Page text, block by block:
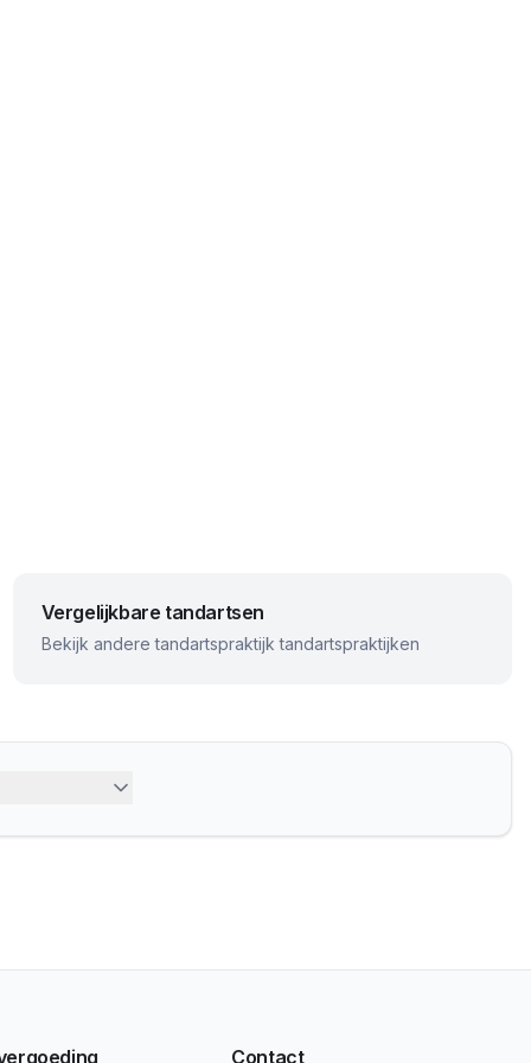
Vergelijkbare tandartsen
Bekijk anderetandartspraktijk tandartspraktijken
Contact